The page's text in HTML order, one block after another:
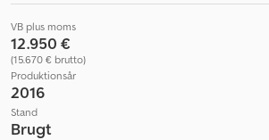
VB plus moms
12.950 €
(15.670 € brutto)
Produktionsår
2016
Stand
Brugt